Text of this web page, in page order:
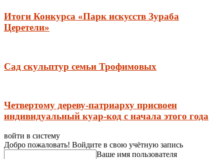
Итоги Конкурса «Парк искусств Зураба
Церетели»
Сад скульптур семьи Трофимовых
Четвертому дереву-патриарху присвоен
индивидуальный куар-код с начала этого года
войти в систему
Добро пожаловать! Войдите в свою учётную запись
Ваше имя пользователя